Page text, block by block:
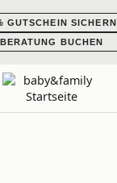
GUTSCHEIN SICHERN
BERATUNG BUCHEN